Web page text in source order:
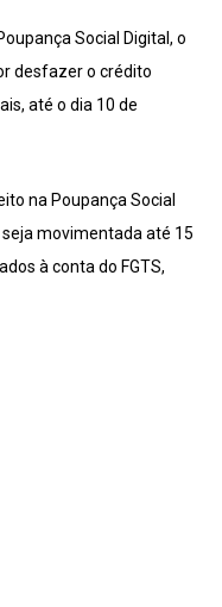
Social Digital, o
desfazer o crédito
até o dia 10 de
na Poupança Social
movimentada até 15
à conta do FGTS,